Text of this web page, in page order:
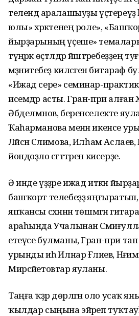
телендә аралашыуҙы
юлы» хәрәкәтенең роле»,
йырҙарының үҫеше»
түңәрәк өҫтәлдәр йәштәребеҙҙең
мәҙәниәтебеҙ киләсәгенә
«Ижад сере» семинар-
исемдәр асты. Гран-при алған
Әбделмәнов, беренселекте
Ҡаһарманова менән икенсе
Ләйсән Сәлимова, Илһам
йондоҙло сәғәттәрен кисерҙе.
Ә инде үҙҙәре ижад иткән
башҡорт телебеҙҙә яңғыратып,
япҡансы сәхнәнән төшмәгән
араһында Учалынан
етеүсе булманы, Гран-при тап
урынды иһә Илнар Ғәлиев,
Мирсәйетовтар яуланы.
Таңға ҡәҙәр дөрләгән оло усаҡ
ҡылдар сыңына эйәреп